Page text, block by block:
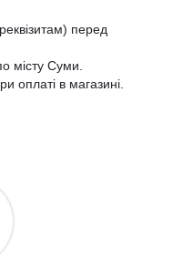
перед
місту Суми.
оплаті в магазині.